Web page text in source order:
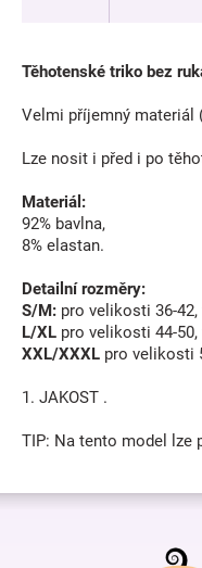
Těhotenské triko bez
Velmi příjemný materiál
Lze nosit i před i po
Materiál:
92% bavlna,
8% elastan.
Detailní rozměry:
S/M: pro velikosti 36-
L/XL pro velikosti 44-
XXL/XXXL pro velikosti
1. JAKOST .
TIP: Na tento model lze
Z